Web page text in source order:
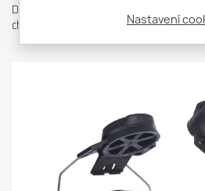
Domů
chrániče
Peltor H510P3E-405-GU
Nastavení